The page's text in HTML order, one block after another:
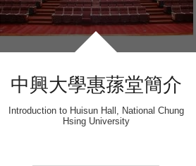
中興大學惠蓀堂簡介
Introduction to Huisun Hall, National Chung
Hsing University